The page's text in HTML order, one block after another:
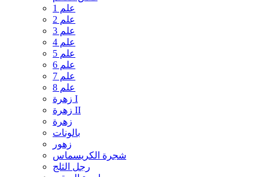
علم 1
علم 2
علم 3
علم 4
علم 5
علم 6
علم 7
علم 8
زهرة I
زهرة II
زهرة
بالونات
زهور
شجرة الكريسماس
رجل الثلج